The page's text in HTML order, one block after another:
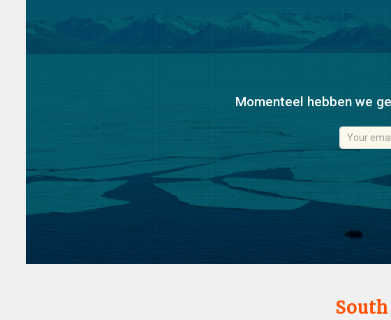
Momenteel hebben we